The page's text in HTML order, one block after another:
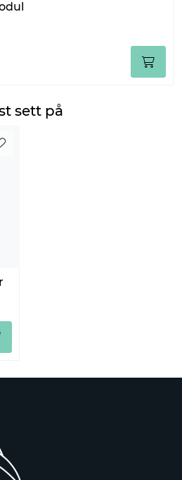
sett på